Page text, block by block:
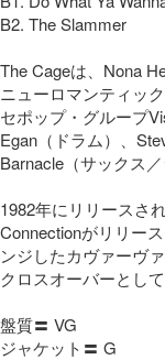
B2. The Slammer
The Cageは、Nona
ニューロマンティッ
セポップ・グループ
Egan（ドラム）、
Barnacle（サックス
1982年にリリースさ
Connectionがリリー
ンジしたカヴァーヴ
クロスオーバーとし
盤質〓 VG
ジャケット〓 G